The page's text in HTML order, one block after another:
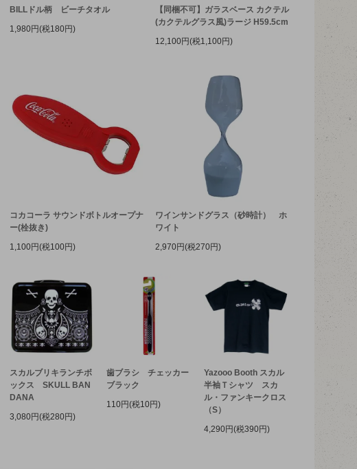
BILLドル柄 ビーチタオル
1,980円(税180円)
【同梱不可】ガラスベース カクテル
(カクテルグラス風)ラージ H59.5cm
12,100円(税1,100円)
コカコーラ サウンドボトルオープナ
ー(栓抜き)
1,100円(税100円)
ワインサンドグラス（砂時計） ホ
ワイト
2,970円(税270円)
スカルブリキランチボ
ックス SKULL BAN
DANA
3,080円(税280円)
歯ブラシ チェッカー
ブラック
110円(税10円)
Yazooo Booth スカル
半袖Ｔシャツ スカ
ル・ファンキークロス
（S）
4,290円(税390円)